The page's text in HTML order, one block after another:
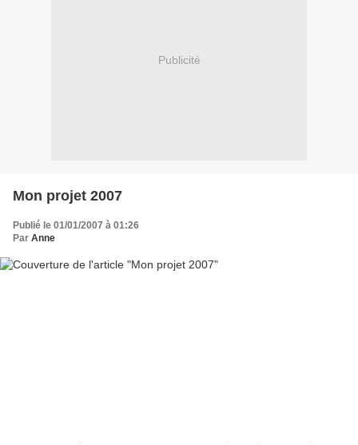
Publicité
Mon projet 2007
Publié le 01/01/2007 à 01:26
Par Anne